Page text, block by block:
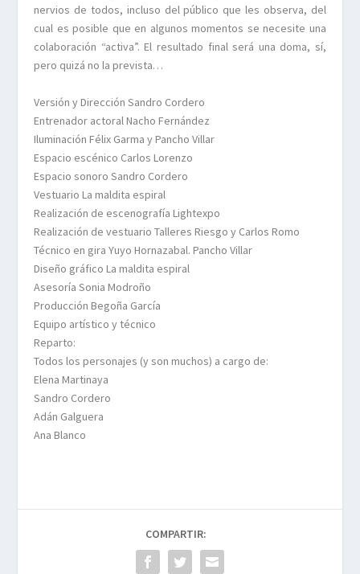
nervios de todos, incluso del público que les observa, del
cual es posible que en algunos momentos se necesite una
colaboración “activa”. El resultado final será una doma, sí,
pero quizá no la prevista…
Versión y Dirección Sandro Cordero
Entrenador actoral Nacho Fernández
Iluminación Félix Garma y Pancho Villar
Espacio escénico Carlos Lorenzo
Espacio sonoro Sandro Cordero
Vestuario La maldita espiral
Realización de escenografía Lightexpo
Realización de vestuario Talleres Riesgo y Carlos Romo
Técnico en gira Yuyo Hornazabal. Pancho Villar
Diseño gráfico La maldita espiral
Asesoría Sonia Modroño
Producción Begoña García
Equipo artístico y técnico
Reparto:
Todos los personajes (y son muchos) a cargo de:
Elena Martinaya
Sandro Cordero
Adán Galguera
Ana Blanco
COMPARTIR: